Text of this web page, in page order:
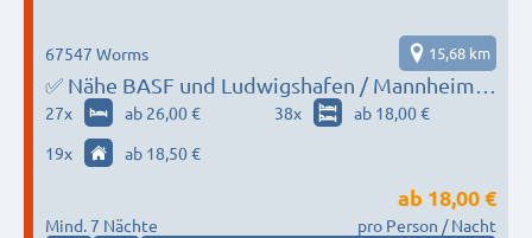
✅ Nähe BASF und Ludwigshafen / Mannheim -
Einzelbetten, Küche, WLAN, Reinigungen -
Alles zum Festpreis
67547 Worms 15,68 km
27x ab 26,00 € 38x
ab 18,00 €
19x ab 18,50 €
Mind. 7 Nächte
ab 18,00 €
pro Person / Nacht